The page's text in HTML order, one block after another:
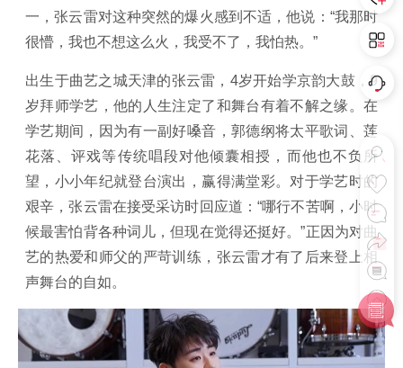
一，张云雷对这种突然的爆火感到不适，他说：“我那时
很懵，我也不想这么火，我受不了，我怕热。”
出生于曲艺之城天津的张云雷，4岁开始学京韵大鼓，9
岁拜师学艺，他的人生注定了和舞台有着不解之缘。在
学艺期间，因为有一副好嗓音，郭德纲将太平歌词、莲
花落、评戏等传统唱段对他倾囊相授，而他也不负所
望，小小年纪就登台演出，赢得满堂彩。对于学艺时的
艰辛，张云雷在接受采访时回应道：“哪行不苦啊，小时
候最害怕背各种词儿，但现在觉得还挺好。”正因为对曲
艺的热爱和师父的严苛训练，张云雷才有了后来登上相
声舞台的自如。